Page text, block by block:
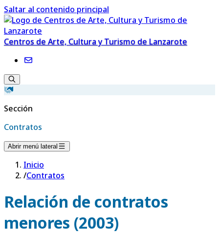
Saltar al contenido principal
Centros de Arte, Cultura y Turismo de Lanzarote
Sección
Contratos
Abrir menú lateral
Inicio
/Contratos
Relación de contratos
menores (2003)